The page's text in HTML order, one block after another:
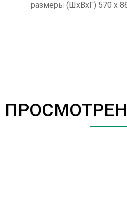
размеры (ШхВхГ) 570 х